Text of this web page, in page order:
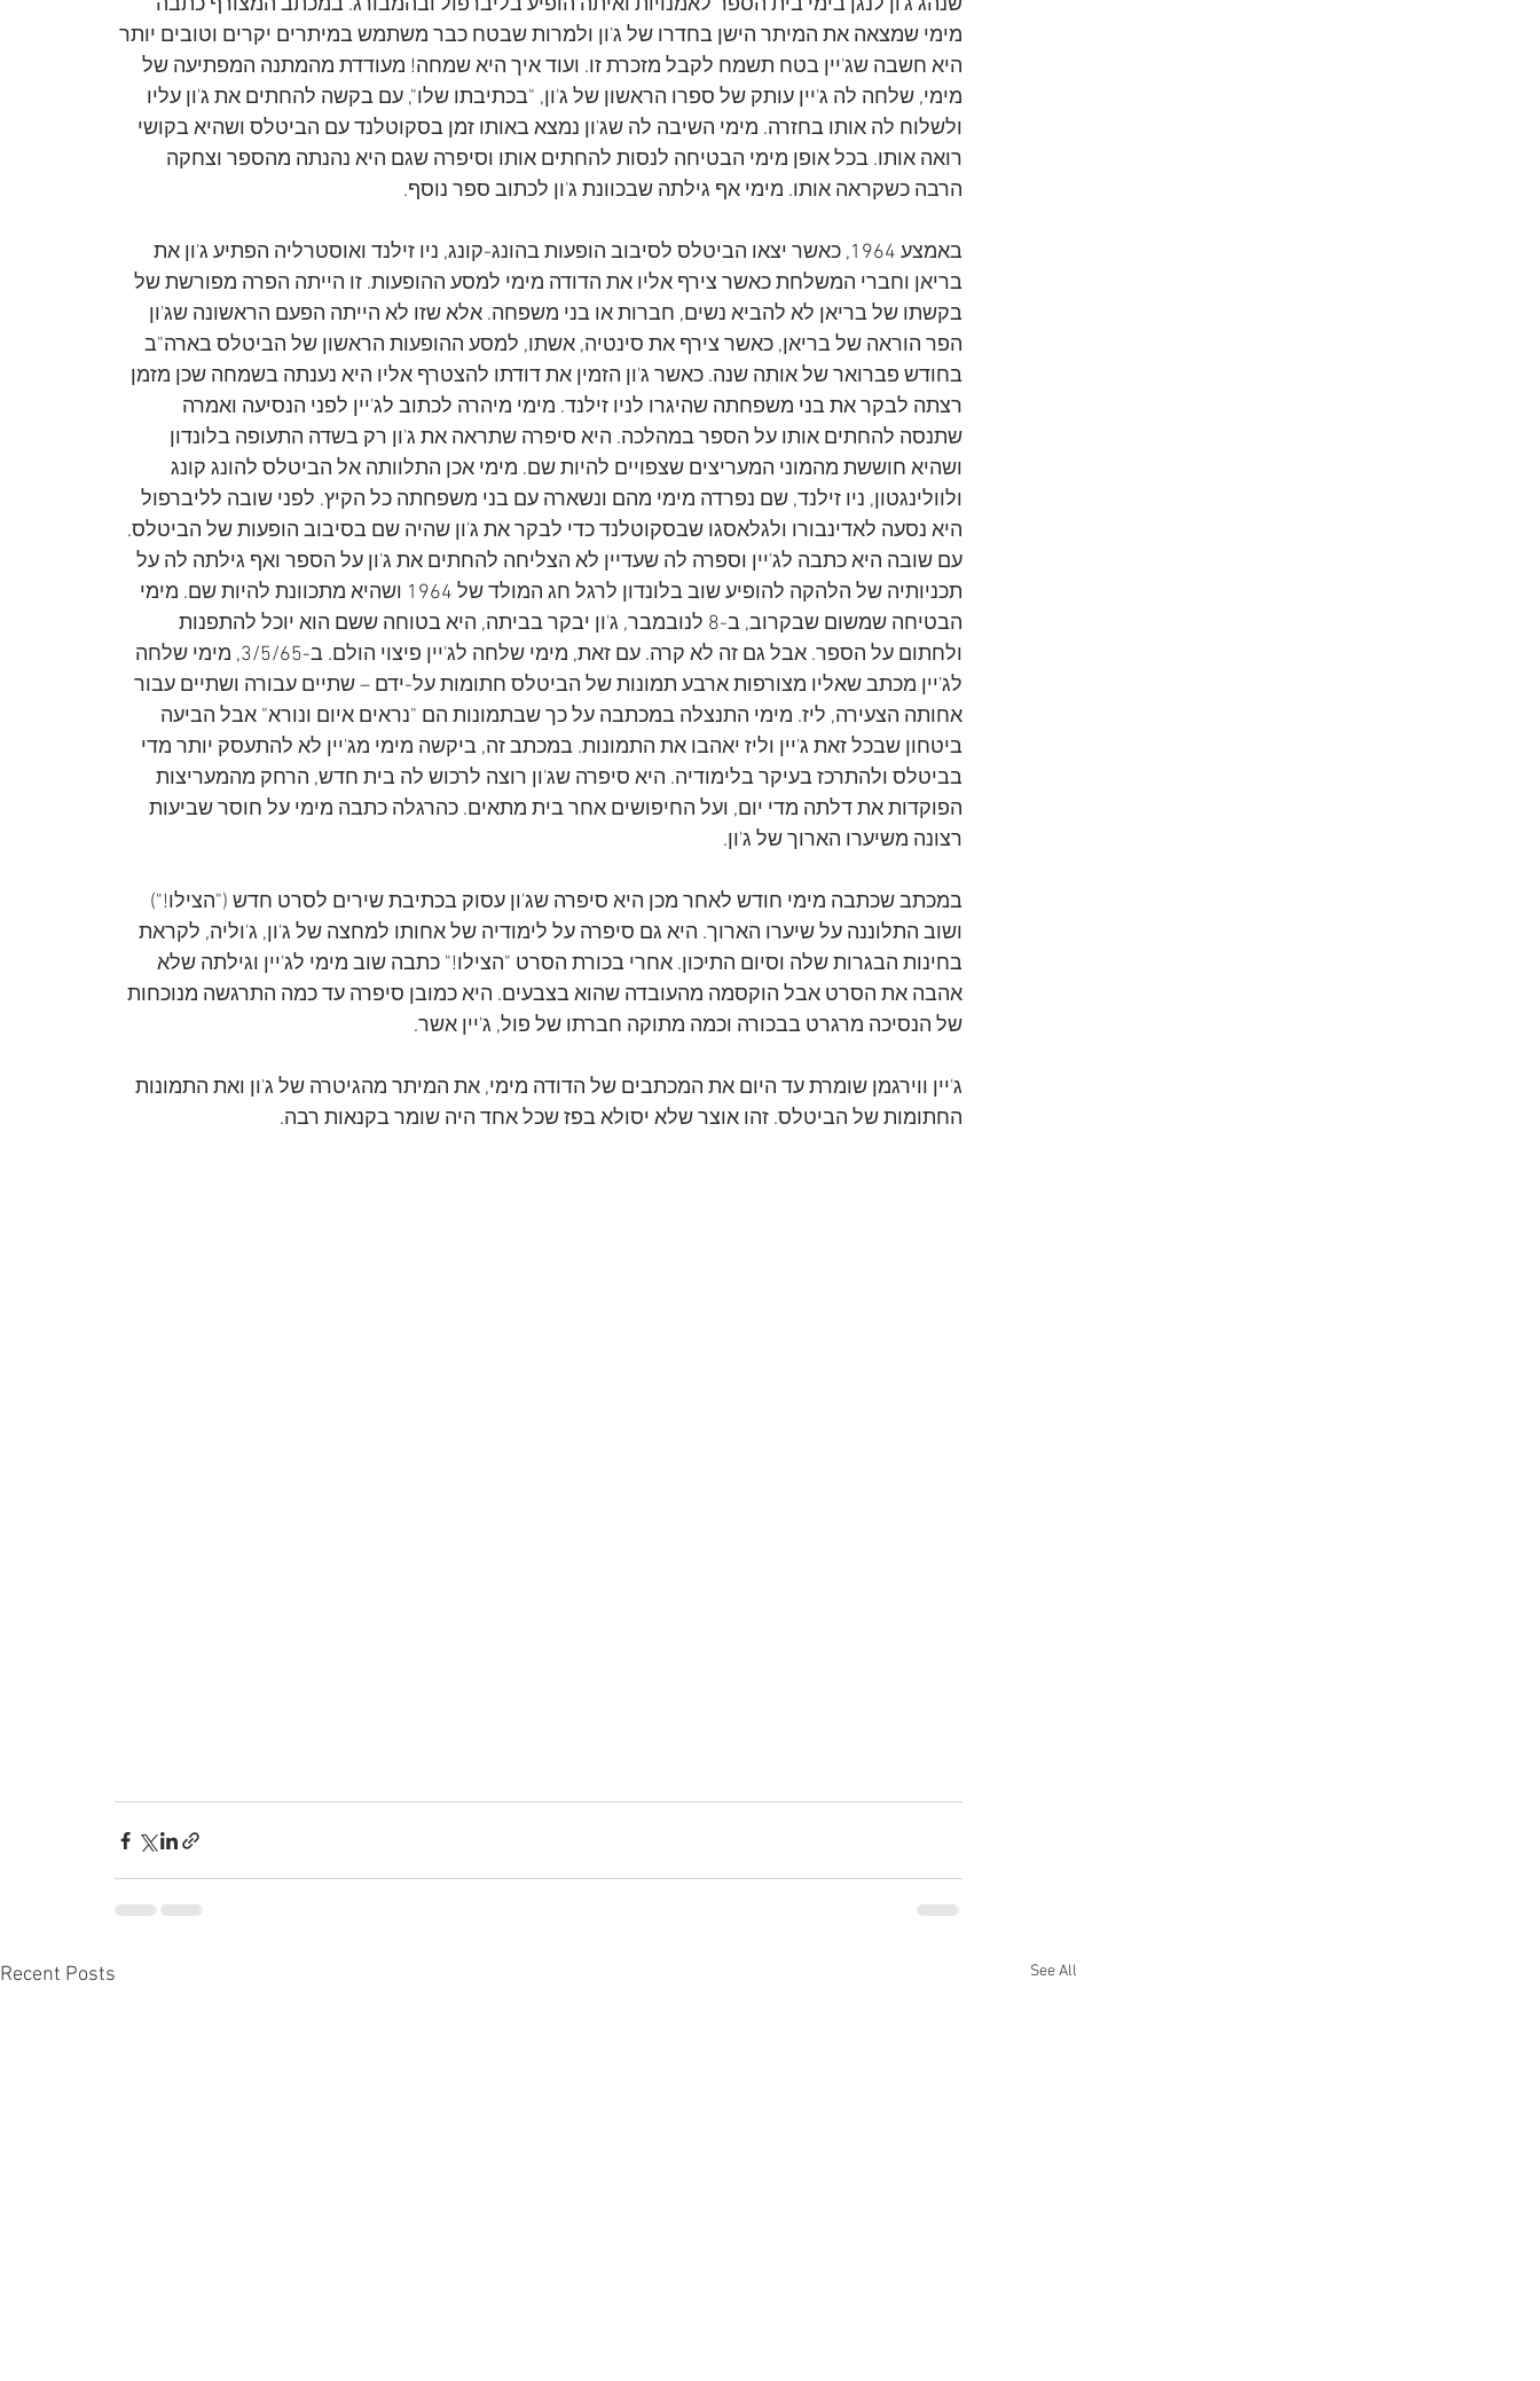
שנהג ג'ון לנגן בימי בית הספר לאמנויות ואיתה הופיע בליברפול ובהמבורג. במכתב המצורף כתבה
מימי שמצאה את המיתר הישן בחדרו של ג'ון ולמרות שבטח כבר משתמש במיתרים יקרים וטובים יותר
היא חשבה שג'יין בטח תשמח לקבל מזכרת זו. ועוד איך היא שמחה! מעודדת מהמתנה המפתיעה של
מימי, שלחה לה ג'יין עותק של ספרו הראשון של ג'ון, "בכתיבתו שלו", עם בקשה להחתים את ג'ון עליו
ולשלוח לה אותו בחזרה. מימי השיבה לה שג'ון נמצא באותו זמן בסקוטלנד עם הביטלס ושהיא בקושי
רואה אותו. בכל אופן מימי הבטיחה לנסות להחתים אותו וסיפרה שגם היא נהנתה מהספר וצחקה
הרבה כשקראה אותו. מימי אף גילתה שבכוונת ג'ון לכתוב ספר נוסף.
באמצע 1964, כאשר יצאו הביטלס לסיבוב הופעות בהונג-קונג, ניו זילנד ואוסטרליה הפתיע ג'ון את
בריאן וחברי המשלחת כאשר צירף אליו את הדודה מימי למסע ההופעות. זו הייתה הפרה מפורשת של
בקשתו של בריאן לא להביא נשים, חברות או בני משפחה. אלא שזו לא הייתה הפעם הראשונה שג'ון
הפר הוראה של בריאן, כאשר צירף את סינטיה, אשתו, למסע ההופעות הראשון של הביטלס בארה"ב
בחודש פברואר של אותה שנה. כאשר ג'ון הזמין את דודתו להצטרף אליו היא נענתה בשמחה שכן מזמן
רצתה לבקר את בני משפחתה שהיגרו לניו זילנד. מימי מיהרה לכתוב לג'יין לפני הנסיעה ואמרה
שתנסה להחתים אותו על הספר במהלכה. היא סיפרה שתראה את ג'ון רק בשדה התעופה בלונדון
ושהיא חוששת מהמוני המעריצים שצפויים להיות שם. מימי אכן התלוותה אל הביטלס להונג קונג
ולוולינגטון, ניו זילנד, שם נפרדה מימי מהם ונשארה עם בני משפחתה כל הקיץ. לפני שובה לליברפול
היא נסעה לאדינבורו ולגלאסגו שבסקוטלנד כדי לבקר את ג'ון שהיה שם בסיבוב הופעות של הביטלס.
עם שובה היא כתבה לג'יין וספרה לה שעדיין לא הצליחה להחתים את ג'ון על הספר ואף גילתה לה על
תכניותיה של הלהקה להופיע שוב בלונדון לרגל חג המולד של 1964 ושהיא מתכוונת להיות שם. מימי
הבטיחה שמשום שבקרוב, ב-8 לנובמבר, ג'ון יבקר בביתה, היא בטוחה ששם הוא יוכל להתפנות
ולחתום על הספר. אבל גם זה לא קרה. עם זאת, מימי שלחה לג'יין פיצוי הולם. ב-3/5/65, מימי שלחה
לג'יין מכתב שאליו מצורפות ארבע תמונות של הביטלס חתומות על-ידם – שתיים עבורה ושתיים עבור
אחותה הצעירה, ליז. מימי התנצלה במכתבה על כך שבתמונות הם "נראים איום ונורא" אבל הביעה
ביטחון שבכל זאת ג'יין וליז יאהבו את התמונות. במכתב זה, ביקשה מימי מג'יין לא להתעסק יותר מדי
בביטלס ולהתרכז בעיקר בלימודיה. היא סיפרה שג'ון רוצה לרכוש לה בית חדש, הרחק מהמעריצות
הפוקדות את דלתה מדי יום, ועל החיפושים אחר בית מתאים. כהרגלה כתבה מימי על חוסר שביעות
רצונה משיערו הארוך של ג'ון.
במכתב שכתבה מימי חודש לאחר מכן היא סיפרה שג'ון עסוק בכתיבת שירים לסרט חדש ("הצילו!")
ושוב התלוננה על שיערו הארוך. היא גם סיפרה על לימודיה של אחותו למחצה של ג'ון, ג'וליה, לקראת
בחינות הבגרות שלה וסיום התיכון. אחרי בכורת הסרט "הצילו!" כתבה שוב מימי לג'יין וגילתה שלא
אהבה את הסרט אבל הוקסמה מהעובדה שהוא בצבעים. היא כמובן סיפרה עד כמה התרגשה מנוכחות
של הנסיכה מרגרט בבכורה וכמה מתוקה חברתו של פול, ג'יין אשר.
ג'יין ווירגמן שומרת עד היום את המכתבים של הדודה מימי, את המיתר מהגיטרה של ג'ון ואת התמונות
החתומות של הביטלס. זהו אוצר שלא יסולא בפז שכל אחד היה שומר בקנאות רבה.
Recent Posts See All